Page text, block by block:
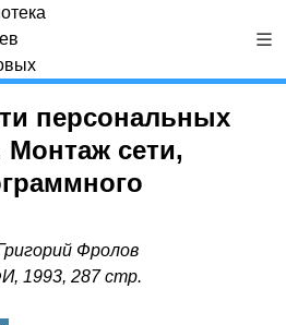
персональных
сети,
Фролов
1993, 287 стр.